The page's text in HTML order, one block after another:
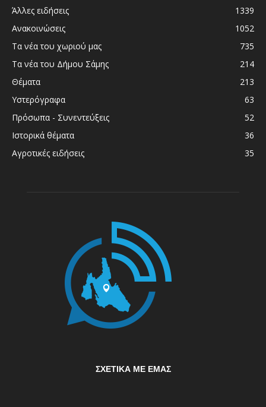
Άλλες ειδήσεις
1339
Ανακοινώσεις
1052
Τα νέα του χωριού μας
735
Τα νέα του Δήμου Σάμης
214
Θέματα
213
Υστερόγραφα
63
Πρόσωπα - Συνεντεύξεις
52
Ιστορικά θέματα
36
Αγροτικές ειδήσεις
35
ΣΧΕΤΙΚΆ ΜΕ ΕΜΆΣ